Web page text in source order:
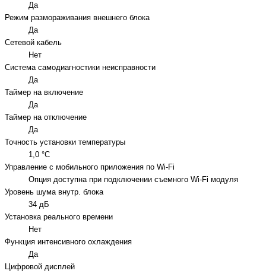
Да
Режим размораживания внешнего блока
Да
Сетевой кабель
Нет
Система самодиагностики неисправности
Да
Таймер на включение
Да
Таймер на отключение
Да
Точность установки температуры
1,0 °С
Управление c мобильного приложения по Wi-Fi
Опция доступна при подключении съемного Wi-Fi модуля
Уровень шума внутр. блока
34 дБ
Установка реального времени
Нет
Функция интенсивного охлаждения
Да
Цифровой дисплей